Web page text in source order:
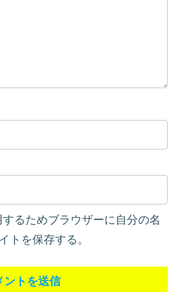
るためブラウザーに自分の名
トを保存する。